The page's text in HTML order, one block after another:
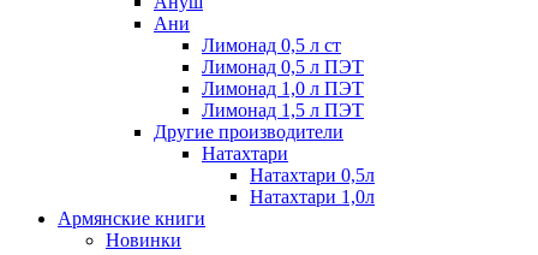
Ани
Лимонад 0,5 л ст
Лимонад 0,5 л ПЭТ
Лимонад 1,0 л ПЭТ
Лимонад 1,5 л ПЭТ
Другие производители
Натахтари
Натахтари 0,5л
Натахтари 1,0л
Армянские книги
Новинки